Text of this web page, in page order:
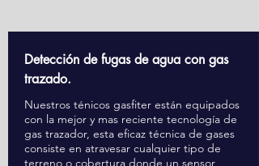
Detección de fugas de agua con gas
trazado.
Nuestros ténicos gasfiter están equipados
con la mejor y mas reciente tecnología de
gas trazador, esta eficaz técnica de gases
consiste en atravesar cualquier tipo de
terreno o cobertura donde un sensor